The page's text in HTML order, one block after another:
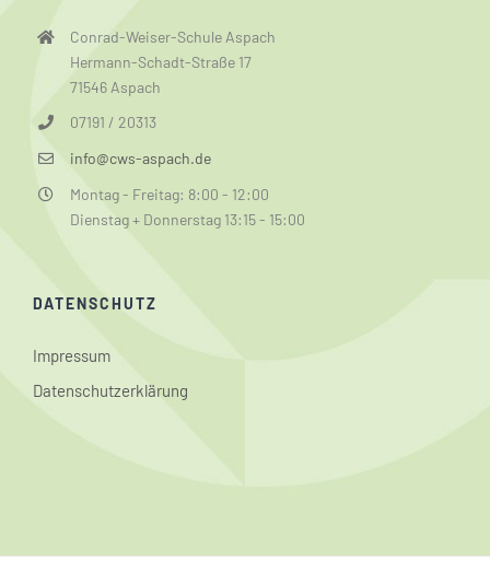
Conrad-Weiser-Schule Aspach
Hermann-Schadt-Straße 17
71546 Aspach
07191 / 20313
info@cws-aspach.de
Montag - Freitag: 8:00 - 12:00
Dienstag + Donnerstag 13:15 - 15:00
DATENSCHUTZ
Impressum
Datenschutzerklärung